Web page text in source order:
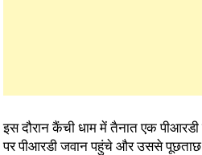
इस दौरान कैंची धाम में तैनात एक
पर पीआरडी जवान पहुंचे और उससे